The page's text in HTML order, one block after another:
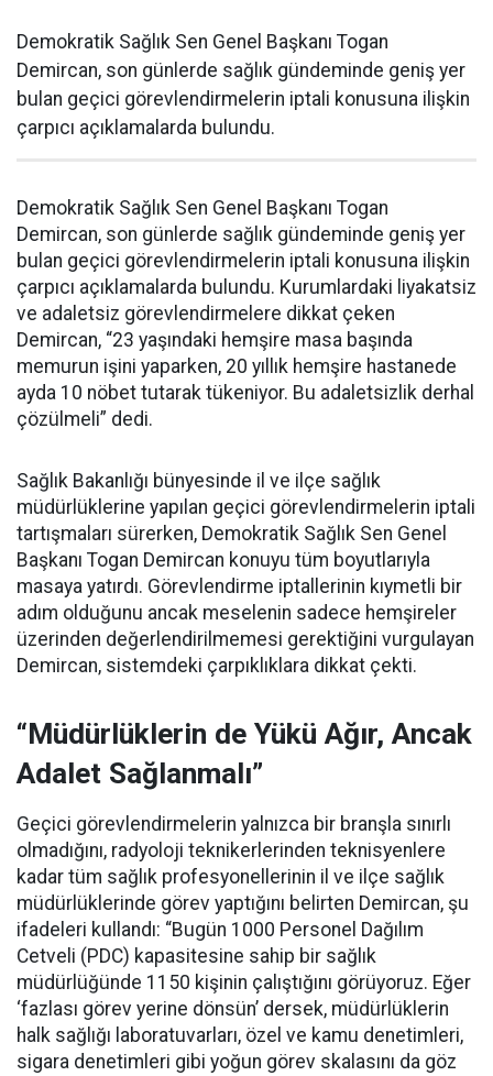
Demokratik Sağlık Sen Genel Başkanı Togan
Demircan, son günlerde sağlık gündeminde geniş yer
bulan geçici görevlendirmelerin iptali konusuna ilişkin
çarpıcı açıklamalarda bulundu.
Demokratik Sağlık Sen Genel Başkanı Togan
Demircan, son günlerde sağlık gündeminde geniş yer
bulan geçici görevlendirmelerin iptali konusuna ilişkin
çarpıcı açıklamalarda bulundu. Kurumlardaki liyakatsiz
ve adaletsiz görevlendirmelere dikkat çeken
Demircan, “23 yaşındaki hemşire masa başında
memurun işini yaparken, 20 yıllık hemşire hastanede
ayda 10 nöbet tutarak tükeniyor. Bu adaletsizlik derhal
çözülmeli” dedi.
Sağlık Bakanlığı bünyesinde il ve ilçe sağlık
müdürlüklerine yapılan geçici görevlendirmelerin iptali
tartışmaları sürerken, Demokratik Sağlık Sen Genel
Başkanı Togan Demircan konuyu tüm boyutlarıyla
masaya yatırdı. Görevlendirme iptallerinin kıymetli bir
adım olduğunu ancak meselenin sadece hemşireler
üzerinden değerlendirilmemesi gerektiğini vurgulayan
Demircan, sistemdeki çarpıklıklara dikkat çekti.
“Müdürlüklerin de Yükü Ağır, Ancak
Adalet Sağlanmalı”
Geçici görevlendirmelerin yalnızca bir branşla sınırlı
olmadığını, radyoloji teknikerlerinden teknisyenlere
kadar tüm sağlık profesyonellerinin il ve ilçe sağlık
müdürlüklerinde görev yaptığını belirten Demircan, şu
ifadeleri kullandı: “Bugün 1000 Personel Dağılım
Cetveli (PDC) kapasitesine sahip bir sağlık
müdürlüğünde 1150 kişinin çalıştığını görüyoruz. Eğer
‘fazlası görev yerine dönsün’ dersek, müdürlüklerin
halk sağlığı laboratuvarları, özel ve kamu denetimleri,
sigara denetimleri gibi yoğun görev skalasını da göz